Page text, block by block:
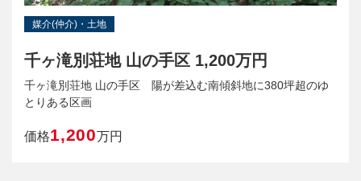
媒介(仲介)・土地
千ヶ滝別荘地 山の手区 1,200万円
千ヶ滝別荘地 山の手区 陽が差込む南傾斜地に380坪超のゆ
とりある区画
価格1,200万円